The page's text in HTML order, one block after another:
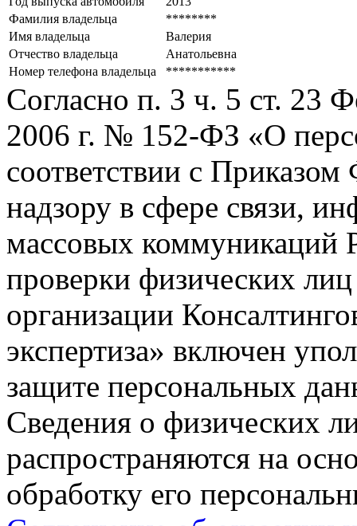
Фамилия владельца
********
Имя владельца
Валерия
Отчество владельца
Анатольевна
Номер телефона владельца
***********
Согласно п. 3 ч. 5 ст. 23
2006 г. № 152-ФЗ «О
соответствии с
надзору в сфере связи,
массовых коммуникаций
проверки физических
организации
экспертиза» включен
защите персональных
Сведения о физических
распространяются на
обработку его